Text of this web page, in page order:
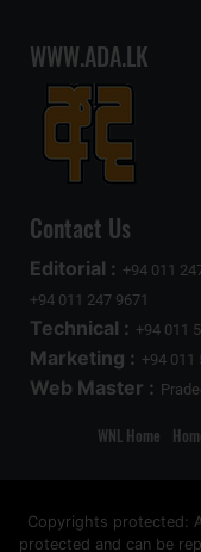
WWW.ADA.LK
Contact Us
Editorial : +94 011
+94 011 247 9671
Technical : +94 011
Marketing : +94 011
Web Master :
WNL Home
Copyrights protected:
protected and can be